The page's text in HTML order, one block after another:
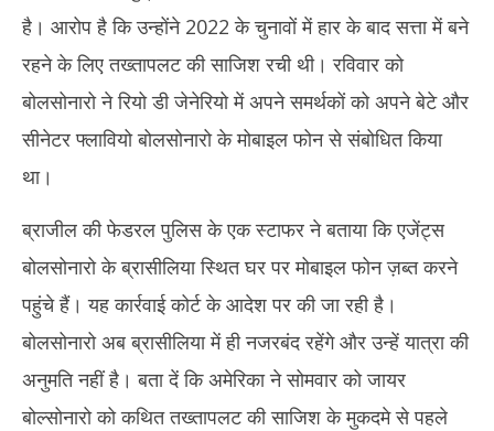
ब्राजील के पूर्व राष्ट्रपति को किया गया नजर बंद, तख्तापलट की साजिश का लगा
आरोप
August
5,
2025
है। आरोप है कि उन्होंने 2022 के चुनावों में हार के बाद सत्ता में बने
रहने के लिए तख्तापलट की साजिश रची थी। रविवार को
बोलसोनारो ने रियो डी जेनेरियो में अपने समर्थकों को अपने बेटे और
सीनेटर फ्लावियो बोलसोनारो के मोबाइल फोन से संबोधित किया
था।
ब्राजील की फेडरल पुलिस के एक स्टाफर ने बताया कि एजेंट्स
बोलसोनारो के ब्रासीलिया स्थित घर पर मोबाइल फोन ज़ब्त करने
पहुंचे हैं। यह कार्रवाई कोर्ट के आदेश पर की जा रही है।
बोलसोनारो अब ब्रासीलिया में ही नजरबंद रहेंगे और उन्हें यात्रा की
अनुमति नहीं है। बता दें कि अमेरिका ने सोमवार को जायर
बोल्सोनारो को कथित तख्तापलट की साजिश के मुकदमे से पहले